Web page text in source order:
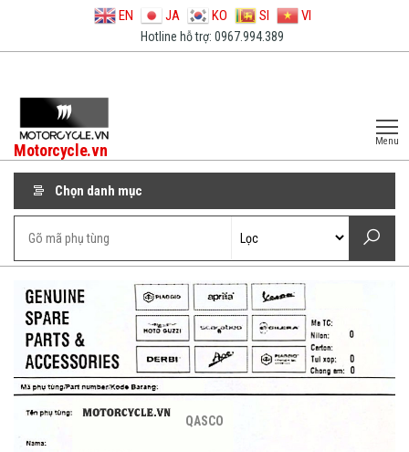
EN JA KO SI VI
Hotline hỗ trợ: 0967.994.389
Motorcycle.vn Menu
Chọn danh mục
QASCO